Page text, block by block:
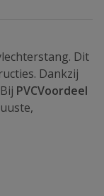
Dit
Dankzij
PVCVoordeel